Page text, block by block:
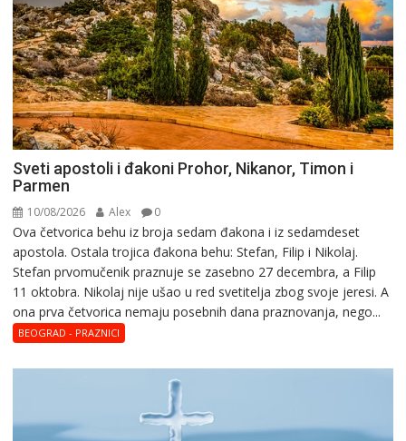
Sveti apostoli i đakoni Prohor, Nikanor, Timon i
Parmen
10/08/2026 Alex 0
Ova četvorica behu iz broja sedam đakona i iz sedamdeset
apostola. Ostala trojica đakona behu: Stefan, Filip i Nikolaj.
Stefan prvomučenik praznuje se zasebno 27 decembra, a Filip
11 oktobra. Nikolaj nije ušao u red svetitelja zbog svoje jeresi. A
ona prva četvorica nemaju posebnih dana praznovanja, nego...
BEOGRAD - PRAZNICI